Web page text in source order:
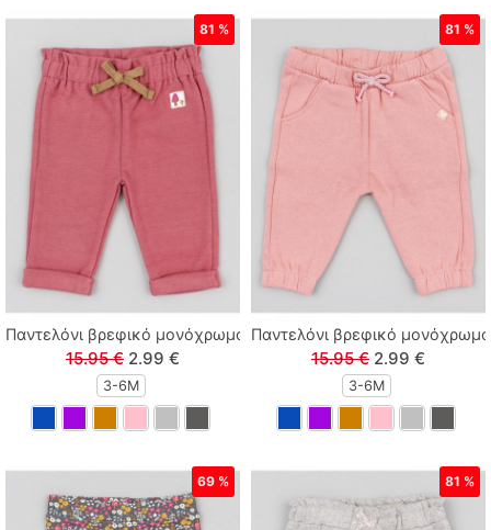
Παντελόνι βρεφικό μονόχρωμο εκάι
15.95 € 2.99 €
3-6M
81 %
Παντελόνι βρεφικό
15.95 € 2.99 €
3-6M
81 %
69 % 81 %